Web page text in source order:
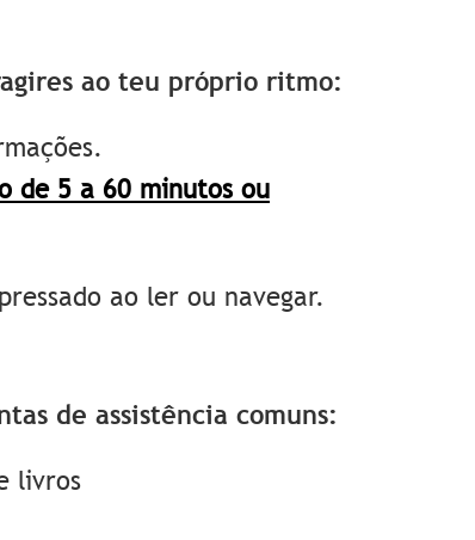
ao teu próprio ritmo:
de 5 a 60 minutos ou
ao ler ou navegar.
de assistência comuns:
livros